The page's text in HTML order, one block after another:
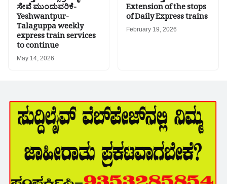
ಸೇವೆ ಮುಂದುವರಿಕೆ-
Yeshwantpur-
Talaguppa weekly
express train services
to continue
May 14, 2026
Extension of the stops
of Daily Express trains
February 19, 2026